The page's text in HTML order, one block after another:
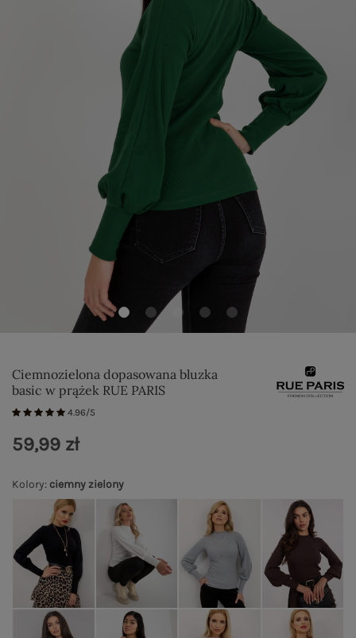
Ciemnozielona dopasowana bluzka
basic w prążek RUE PARIS
4.96/5
Kolory: ciemny zielony
59,99 zł